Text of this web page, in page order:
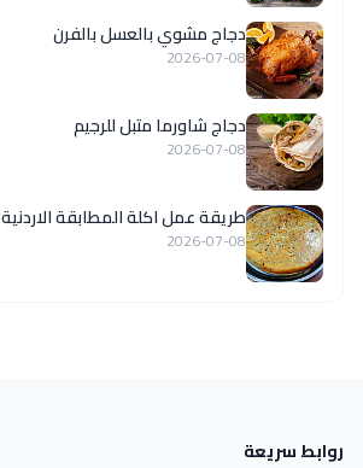
دجاج مشوي بالعسل بالفرن
2026-07-08
دجاج شاورما متبل للرجيم
2026-07-08
طريقة عمل اكلة المطابقة الاردنية
2026-07-08
روابط سريعة